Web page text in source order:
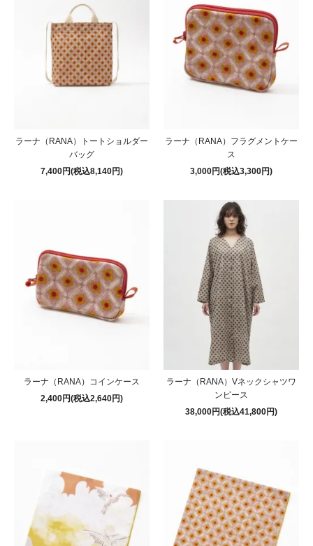
ラーナ（RANA）トートショルダー
バッグ
7,400円(税込8,140円)
ラーナ（RANA）フラグメントケー
ス
3,000円(税込3,300円)
ラーナ（RANA）コインケース
2,400円(税込2,640円)
ラーナ（RANA）Vネックシャツワ
ンピース
38,000円(税込41,800円)